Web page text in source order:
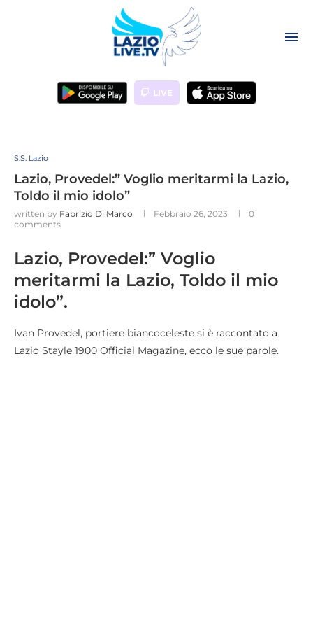
LIVE
S.S. Lazio
Lazio, Provedel:” Voglio meritarmi la Lazio,
Toldo il mio idolo”
written by Fabrizio Di Marco Febbraio 26, 2023
0
comments
Lazio, Provedel:” Voglio
meritarmi la Lazio, Toldo il mio
idolo”.
Ivan Provedel, portiere biancoceleste si è raccontato a
Lazio Stayle 1900 Official Magazine, ecco le sue parole.